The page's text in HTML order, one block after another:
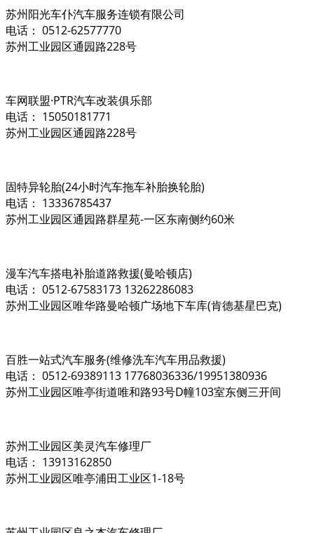
苏州阳光车仆汽车服务连锁有限公司
电话： 0512-62577770
苏州工业园区通园路228号
车网联盟·PTR汽车改装俱乐部
电话： 15050181771
苏州工业园区通园路228号
固特异轮胎(24小时汽车拖车补胎换轮胎)
电话： 13336785437
苏州工业园区通园路群星苑-一区东南侧约60米
漫车汽车搭电补胎道路救援(曼哈顿店)
电话： 0512-67583173 13262286083
苏州工业园区唯华路曼哈顿广场地下车库(肯德基星巴克)
百胜一站式汽车服务(维修洗车汽车用品救援)
电话： 0512-69389113 17768036336/19951380936
苏州工业园区唯亭街道唯和路93号D幢103室东侧三开间
苏州工业园区美灵汽车修理厂
电话： 13913162850
苏州工业园区唯亭浦田工业区1-18号